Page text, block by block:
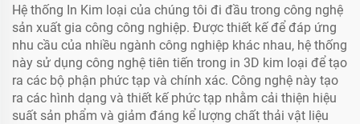
Hệ thống In Kim loại của chúng tôi đi đầu trong công nghệ
sản xuất gia công công nghiệp. Được thiết kế để đáp ứng
nhu cầu của nhiều ngành công nghiệp khác nhau, hệ thống
này sử dụng công nghệ tiên tiến trong in 3D kim loại để tạo
ra các bộ phận phức tạp và chính xác. Công nghệ này tạo
ra các hình dạng và thiết kế phức tạp nhằm cải thiện hiệu
suất sản phẩm và giảm đáng kể lượng chất thải vật liệu